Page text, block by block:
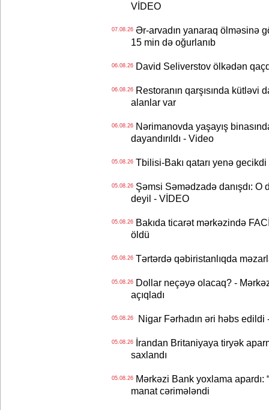
VİDEO
07.08.26Ər-arvadın yanaraq ölməsinə
15 min də oğurlanıb
06.08.26David Seliverstov ölkədən
06.08.26Restoranın qarşısında kütləvi
alanlar var
06.08.26Nərimanovda yaşayış
dayandırıldı - Video
05.08.26Tbilisi-Bakı qatarı yenə gecikdi
05.08.26Şəmsi Səmədzadə danışdı: O
deyil - VİDEO
05.08.26Bakıda ticarət mərkəzində
öldü
05.08.26Tərtərdə qəbiristanlıqda
05.08.26Dollar neçəyə olacaq? -
açıqladı
05.08.26Nigar Fərhadın əri həbs edildi
05.08.26İrandan Britaniyaya tiryək
saxlandı
05.08.26Mərkəzi Bank yoxlama apardı:
manat cərimələndi